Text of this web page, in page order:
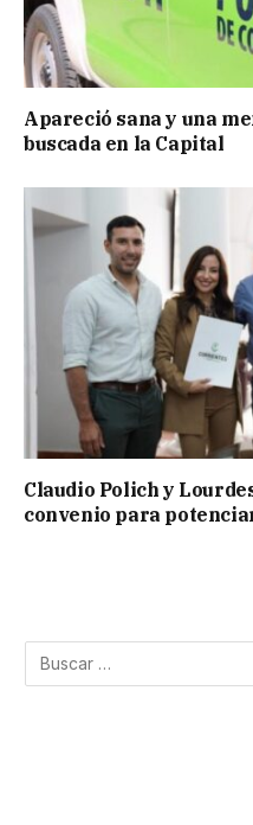
Apareció sana y una
buscada en la Capital
Claudio Polich y
convenio para